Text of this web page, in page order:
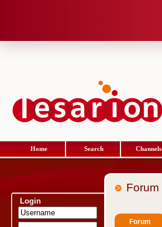
Home Search Channels
Login
Forum
Forum